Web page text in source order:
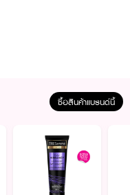
ซื้อสินค้าแบรนด์นี้